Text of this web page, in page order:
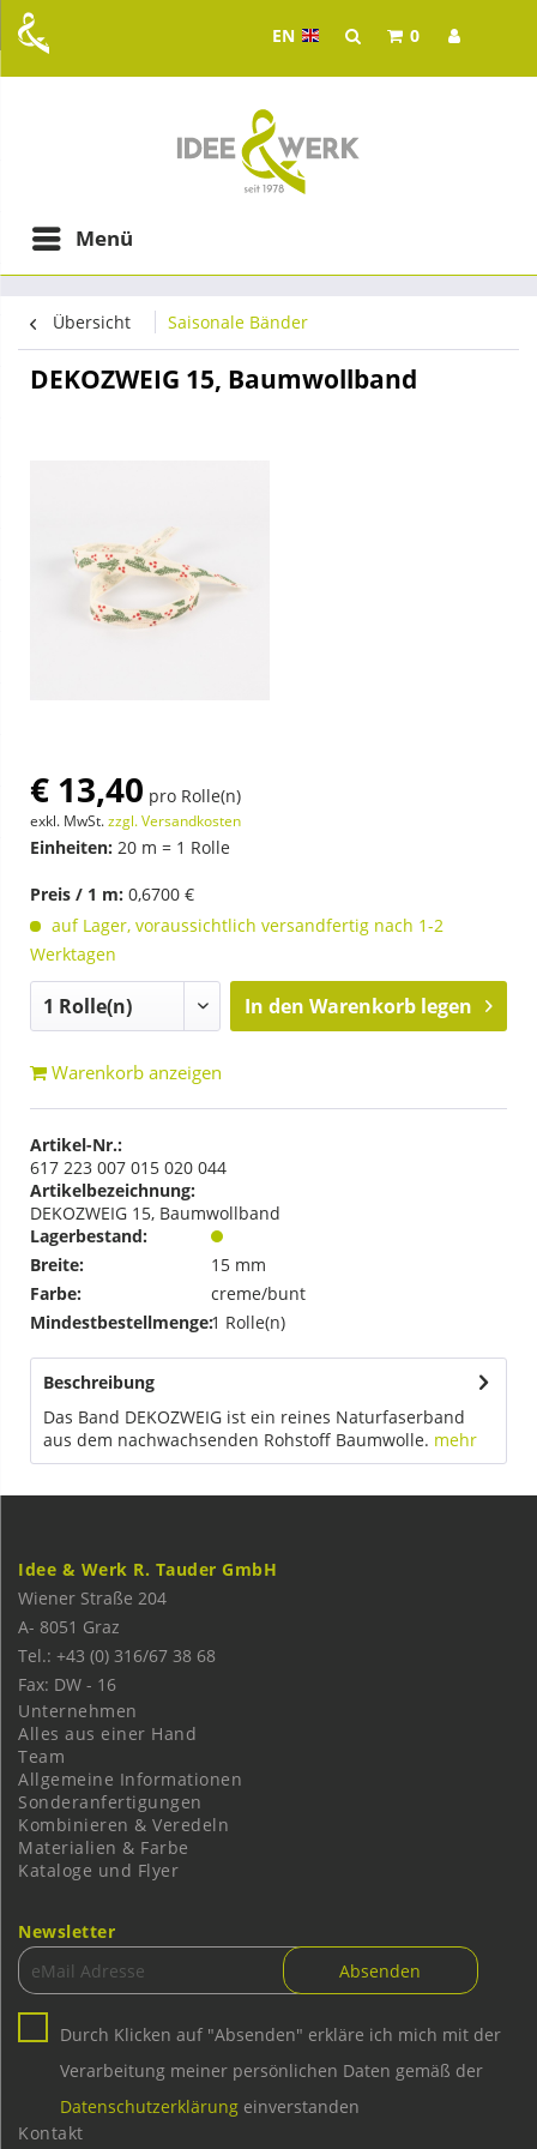
EN Idee & Werk - your
0
Menü
Übersicht Saisonale Bänder
in Graz
DEKOZWEIG 15, Baumwollband
€ 13,40 pro Rolle(n)
exkl. MwSt.zzgl. Versandkosten
Einheiten: 20 m = 1 Rolle
Preis / 1 m: 0,6700 €
auf Lager, voraussichtlich versandfertig nach 1-2
Werktagen
In den Warenkorb legen
Warenkorb anzeigen
Artikel-Nr.:
617 223 007 015 020 044
Artikelbezeichnung:
DEKOZWEIG 15, Baumwollband
Lagerbestand:
Breite:
15 mm
Farbe:
creme/bunt
Mindestbestellmenge:1 Rolle(n)
Beschreibung
Das Band DEKOZWEIG ist ein reines Naturfaserband
aus dem nachwachsenden Rohstoff Baumwolle. mehr
Idee & Werk R. Tauder GmbH
Wiener Straße 204
A- 8051 Graz
Tel.: +43 (0) 316/67 38 68
Fax: DW - 16
Unternehmen
Alles aus einer Hand
Team
Allgemeine Informationen
Sonderanfertigungen
Kombinieren & Veredeln
Materialien & Farbe
Kataloge und Flyer
Newsletter
Durch Klicken auf "Absenden" erkläre ich mich mit der
Verarbeitung meiner persönlichen Daten gemäß der
Datenschutzerklärung einverstanden
Kontakt